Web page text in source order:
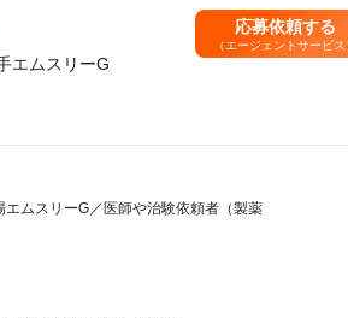
エムスリーG
応募依頼する
（エージェントサービス
ムスリーG／医師や治験依頼者（製薬